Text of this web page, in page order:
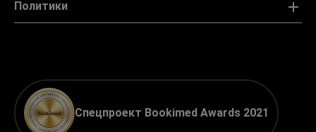
Политики
Спецпроект Bookimed Awards 2021